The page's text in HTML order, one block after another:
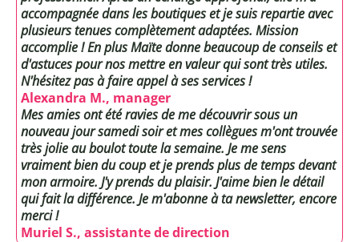
accompagnée dans les boutiques et je suis repartie avec
plusieurs tenues complètement adaptées. Mission
accomplie ! En plus Maïte donne beaucoup de conseils et
d'astuces pour nos mettre en valeur qui sont très utiles.
N'hésitez pas à faire appel à ses services !
Alexandra M., manager
Mes amies ont été ravies de me découvrir sous un
nouveau jour samedi soir et mes collègues m'ont trouvée
très jolie au boulot toute la semaine. Je me sens
vraiment bien du coup et je prends plus de temps devant
mon armoire. J'y prends du plaisir. J'aime bien le détail
qui fait la différence. Je m'abonne à ta newsletter, encore
merci !
Muriel S., assistante de direction